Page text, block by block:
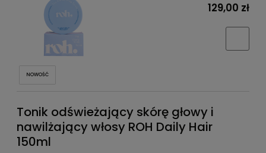
129,00 zł
NOWOŚĆ
Tonik odświeżający skórę głowy i
nawilżający włosy ROH Daily Hair
150ml